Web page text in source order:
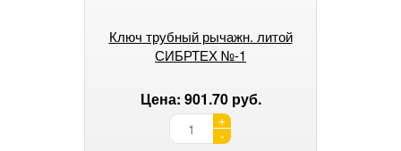
Ключ трубный рычажн. литой
СИБРТЕХ №-1
Цена: 901.70 руб.
+
-